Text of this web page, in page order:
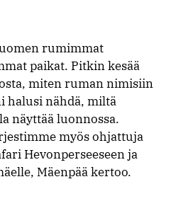
rumimmat
paikat. Pitkin kesää
miten ruman nimisiin
halusi nähdä, miltä
näyttää luonnossa.
myös ohjattuja
Hevonperseeseen ja
Mäenpää kertoo.